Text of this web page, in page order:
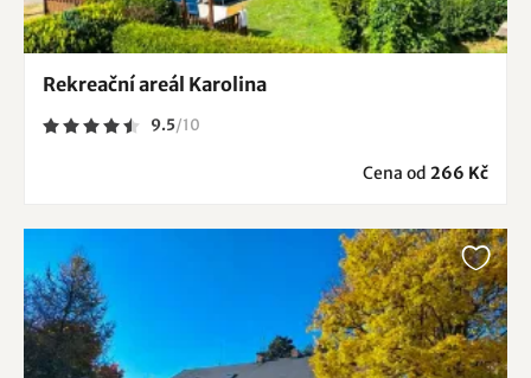
Rekreační areál Karolina
9.5/10
Cena od 266 Kč